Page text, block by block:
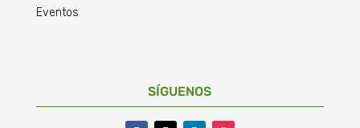
Eventos
SÍGUENOS